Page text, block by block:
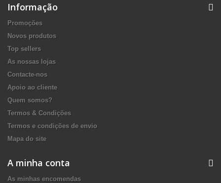
Informação
Promoções
Novos produtos
Top sellers
As nossas lojas
Contacte-nos
Apoio ao cliente
Quem somos?
Termos & Condições
Termos e condições de envio
Mapa do site
A minha conta
As minhas encomendas